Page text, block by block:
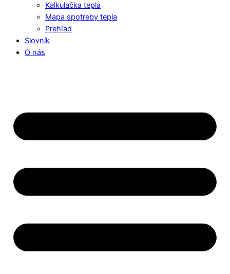
Kalkulačka tepla
Mapa spotreby tepla
Prehľad
Slovník
O nás